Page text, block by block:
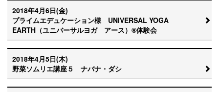
2018年4月6日(金)
プライムエデュケーション様 UNIVERSAL YOGA
EARTH（ユニバーサルヨガ アース）®体験会
2018年4月5日(木)
野菜ソムリエ講座５ ナバナ・ダシ